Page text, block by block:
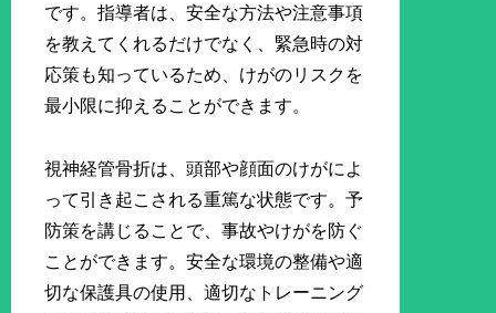
です。指導者は、安全な方法や注意事項
を教えてくれるだけでなく、緊急時の対
応策も知っているため、けがのリスクを
最小限に抑えることができます。
視神経管骨折は、頭部や顔面のけがによ
って引き起こされる重篤な状態です。予
防策を講じることで、事故やけがを防ぐ
ことができます。安全な環境の整備や適
切な保護具の使用、適切なトレーニング